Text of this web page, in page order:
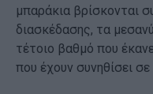
μπαράκια βρίσκονται
διασκέδασης, τα
τέτοιο βαθμό που
που έχουν συνηθίσει σε